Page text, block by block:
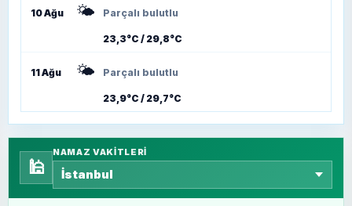
10 Ağu 🌤️ Parçalı bulutlu
23,3°C / 29,8°C
11 Ağu 🌤️ Parçalı bulutlu
23,9°C / 29,7°C
🕌
NAMAZ VAKITLERI